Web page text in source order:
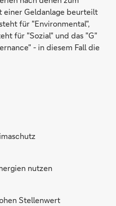
einer Geldanlage beurteilt
für "Environmental",
für "Sozial" und das "G"
- in diesem Fall die
nutzen
Stellenwert